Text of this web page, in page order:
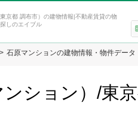
京都 調布市）の建物情報|不動産賃貸の物
しのエイブル
石原マンションの建物情報・物件データ
ション）/東